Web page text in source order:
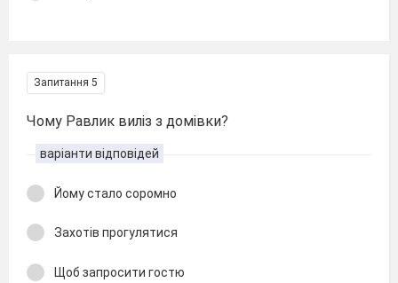
Запитання 5
Чому Равлик виліз з домівки?
варіанти відповідей
Йому стало соромно
Захотів прогулятися
Щоб запросити гостю